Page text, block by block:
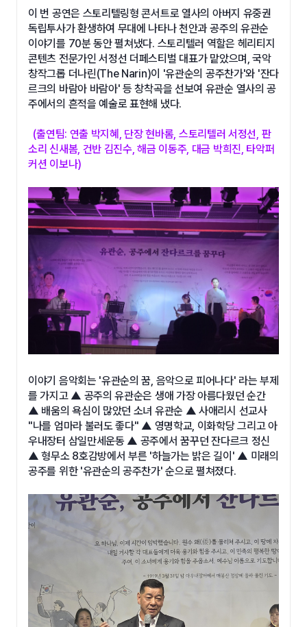
이 번 공연은 스토리텔링형 콘서트로 열사의 아버지 유중권
독립투사가 환생하여 무대에 나타나 천안과 공주의 유관순
이야기를 70분 동안 펼쳐냈다. 스토리텔러 역할은 헤리티지
콘텐츠 전문가인 서정선 더페스티벌 대표가 맡았으며, 국악
창작그롭 더나린(The Narin)이 '유관순의 공주찬가'와 '잔다
르크의 바람아 바람아' 등 창착곡을 선보여 유관순 열사의 공
주에서의 흔적을 예술로 표현해 냈다.
(출연팀: 연출 박지혜, 단장 현바롬, 스토리텔러 서정선, 판
소리 신새봄, 건반 김진수, 해금 이동주, 대금 박희진, 타악퍼
커션 이보나)
이야기 음악회는 '유관순의 꿈, 음악으로 피어나다' 라는 부제
를 가지고 ▲ 공주의 유관순은 생애 가장 아름다웠던 순간
▲ 배움의 욕심이 많았던 소녀 유관순 ▲ 사애리시 선교사
"나를 엄마라 불러도 좋다" ▲ 영명학교, 이화학당 그리고 아
우내장터 삼일만세운동 ▲ 공주에서 꿈꾸던 잔다르크 정신
▲ 형무소 8호감방에서 부른 '하늘가는 밝은 길이' ▲ 미래의
공주를 위한 '유관순의 공주찬가' 순으로 펼쳐졌다.